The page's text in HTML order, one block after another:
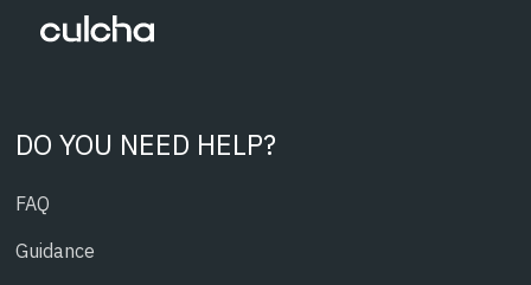
DO YOU NEED HELP?
FAQ
Guidance